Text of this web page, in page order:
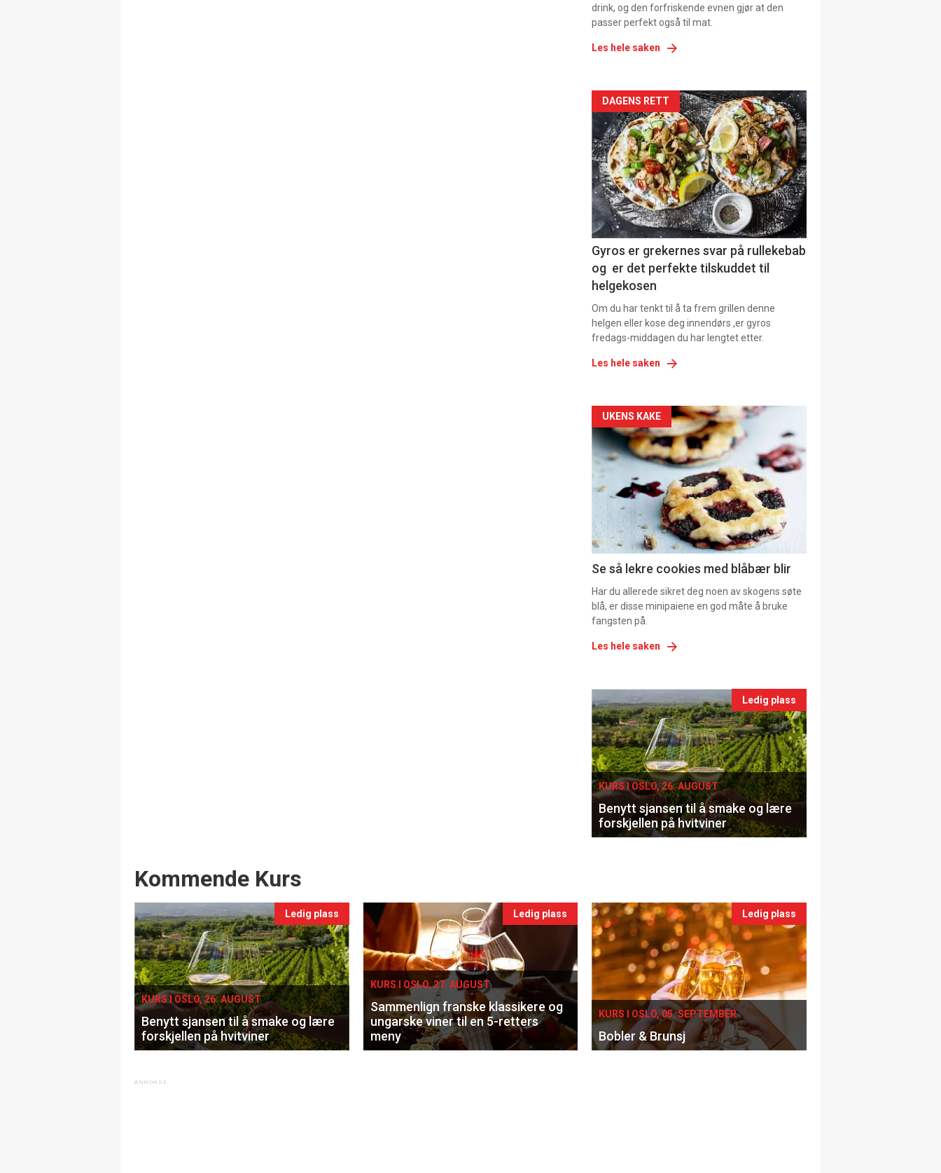
drink, og den forfriskende evnen gjør at den
passer perfekt også til mat.
Les hele saken
Artikler
detail
-
section
11
Dagens
rett
2
DAGENS RETT
Gyros er grekernes svar på rullekebab
og er det perfekte tilskuddet til
helgekosen
Om du har tenkt til å ta frem grillen denne
helgen eller kose deg innendørs ,er gyros
fredags-middagen du har lengtet etter.
Les hele saken
Artikler
detail
-
section
11
Ukens
vin
UKENS KAKE
Se så lekre cookies med blåbær blir
Har du allerede sikret deg noen av skogens søte
blå, er disse minipaiene en god måte å bruke
fangsten på.
Les hele saken
Events
single
Ledig plass
KURS I OSLO, 26. AUGUST
Benytt sjansen til å smake og lære
forskjellen på hvitviner
Events
Kommende Kurs
Ledig plass
KURS I OSLO, 26. AUGUST
Benytt sjansen til å smake og lære
forskjellen på hvitviner
Ledig plass
KURS I OSLO, 27. AUGUST
Sammenlign franske klassikere og
ungarske viner til en 5-retters
meny
Ledig plass
KURS I OSLO, 05. SEPTEMBER
Bobler & Brunsj